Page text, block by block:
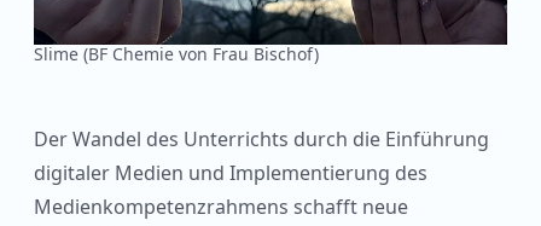
Slime (BF Chemie von Frau Bischof)
Der Wandel des Unterrichts durch die Einführung
digitaler Medien und Implementierung des
Medienkompetenzrahmens schafft neue